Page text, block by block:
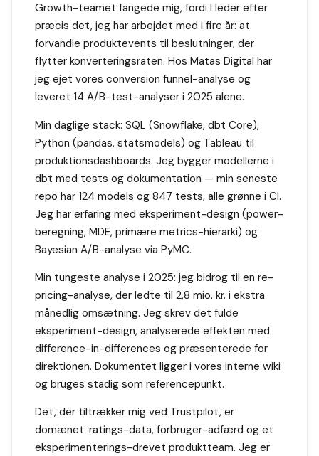
Growth-teamet fangede mig, fordi I leder efter
præcis det, jeg har arbejdet med i fire år: at
forvandle produktevents til beslutninger, der
flytter konverteringsraten. Hos Matas Digital har
jeg ejet vores conversion funnel-analyse og
leveret 14 A/B-test-analyser i 2025 alene.
Min daglige stack: SQL (Snowflake, dbt Core),
Python (pandas, statsmodels) og Tableau til
produktionsdashboards. Jeg bygger modellerne i
dbt med tests og dokumentation — min seneste
repo har 124 models og 847 tests, alle grønne i CI.
Jeg har erfaring med eksperiment-design (power-
beregning, MDE, primære metrics-hierarki) og
Bayesian A/B-analyse via PyMC.
Min tungeste analyse i 2025: jeg bidrog til en re-
pricing-analyse, der ledte til 2,8 mio. kr. i ekstra
månedlig omsætning. Jeg skrev det fulde
eksperiment-design, analyserede effekten med
difference-in-differences og præsenterede for
direktionen. Dokumentet ligger i vores interne wiki
og bruges stadig som referencepunkt.
Det, der tiltrækker mig ved Trustpilot, er
domænet: ratings-data, forbruger-adfærd og et
eksperimenterings-drevet produktteam. Jeg er